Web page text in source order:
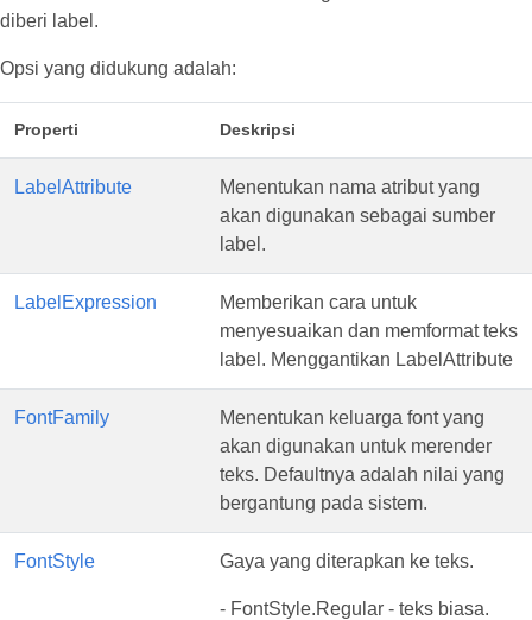
diberi label.
Opsi yang didukung adalah:
Properti Deskripsi
LabelAttribute
Menentukan nama atribut yang
akan digunakan sebagai sumber
label.
LabelExpression
Memberikan cara untuk
menyesuaikan dan memformat teks
label. Menggantikan LabelAttribute
FontFamily
Menentukan keluarga font yang
akan digunakan untuk merender
teks. Defaultnya adalah nilai yang
bergantung pada sistem.
FontStyle Gaya yang diterapkan ke teks.
- FontStyle.Regular - teks biasa.